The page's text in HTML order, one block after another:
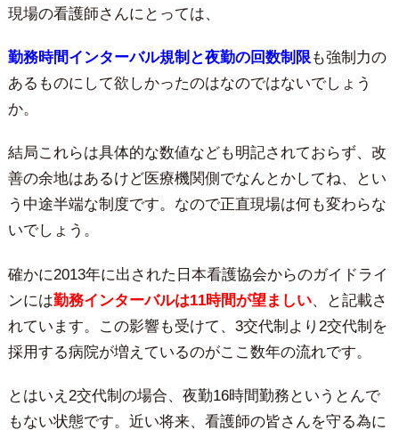
現場の看護師さんにとっては、
勤務時間インターバル規制と夜勤の回数制限も強制力の
あるものにして欲しかったのはなのではないでしょう
か。
結局これらは具体的な数値なども明記されておらず、改
善の余地はあるけど医療機関側でなんとかしてね、とい
う中途半端な制度です。なので正直現場は何も変わらな
いでしょう。
確かに2013年に出された日本看護協会からのガイドライ
ンには勤務インターバルは11時間が望ましい、と記載さ
れています。この影響も受けて、3交代制より2交代制を
採用する病院が増えているのがここ数年の流れです。
とはいえ2交代制の場合、夜勤16時間勤務というとんで
もない状態です。近い将来、看護師の皆さんを守る為に